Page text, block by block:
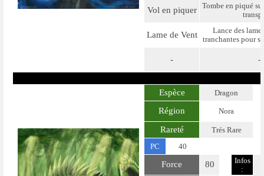
Vol en piquer
Tombe en piqué
Lame de Vent
Lance des
tranchantes pour
- -
Espèce Dragon
Région Nora
Rareté
Trés Rare
PC
40
Force 80
Infos
: